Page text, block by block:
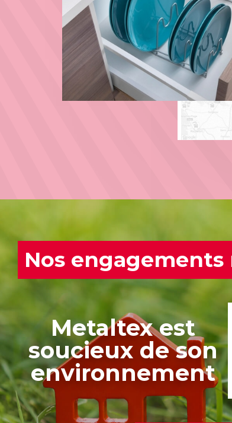
Nos engagements
Metaltex est
soucieux de son
environnement